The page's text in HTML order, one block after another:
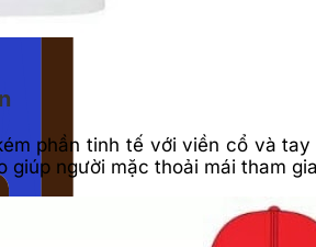
phần tinh tế với viền cổ và
giúp người mặc thoải mái tham